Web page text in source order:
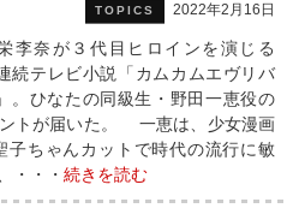
TOPICS 2022年2月16日
李奈が３代目ヒロインを演じる
続テレビ小説「カムカムエヴリバ
。ひなたの同級生・野田一恵役の
トが届いた。 一恵は、少女漫画
子ちゃんカットで時代の流行に敏
・・・ 続きを読む